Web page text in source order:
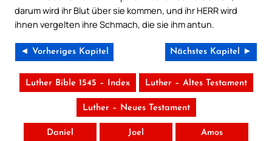
darum wird ihr Blut über sie kommen, und ihr HERR wird
ihnen vergelten ihre Schmach, die sie ihm antun.
◄ Vorheriges Kapitel Nächstes Kapitel ►
Luther Bible 1545 – Index Luther – Altes Testament
Luther – Neues Testament
Daniel Joel Amos